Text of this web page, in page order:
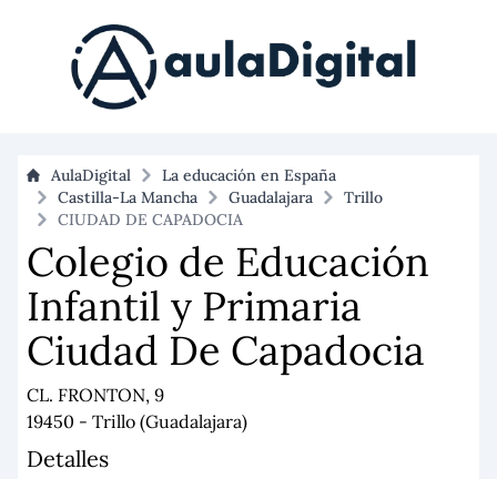
AulaDigital
La educación en España
Castilla-La Mancha
Guadalajara
Trillo
CIUDAD DE CAPADOCIA
Colegio de Educación
Infantil y Primaria
Ciudad De Capadocia
CL. FRONTON, 9
19450 - Trillo (Guadalajara)
Detalles